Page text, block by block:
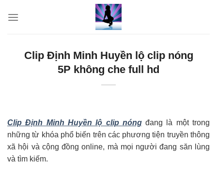
Clip Định Minh Huyền lộ clip nóng
5P không che full hd
Clip Định Minh Huyền lộ clip nóngđang là một trong
những từ khóa phổ biến trên các phương tiện truyền thông
xã hội và cộng đồng online, mà mọi người đang săn lùng
và tìm kiếm.